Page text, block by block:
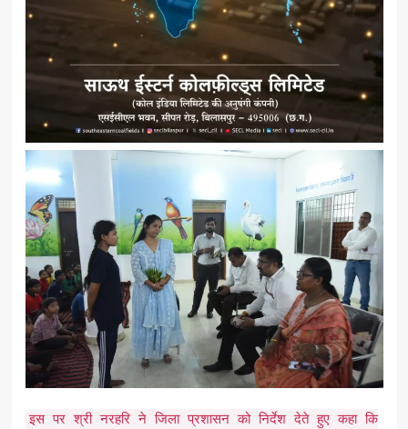
इस पर श्री नरहरि ने जिला प्रशासन को निर्देश देते हुए कहा कि